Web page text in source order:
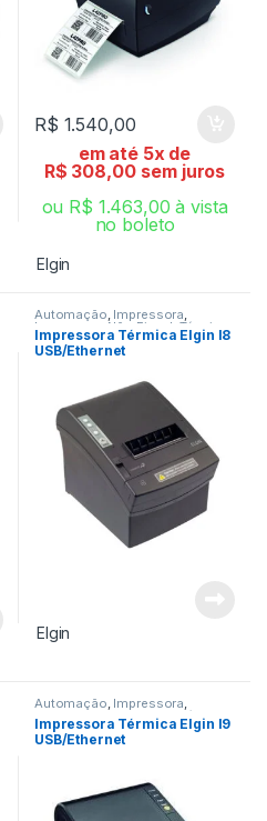
R$ 1.540,00
em até 5x de
R$ 308,00 sem juros
ou R$ 1.463,00 à vista
no boleto
Elgin
Automação, Impressora,
Impressora Não Fiscal Térmica
Impressora Térmica Elgin I8
USB/Ethernet
Elgin
Automação, Impressora,
Impressora Não Fiscal Térmica
Impressora Térmica Elgin I9
USB/Ethernet